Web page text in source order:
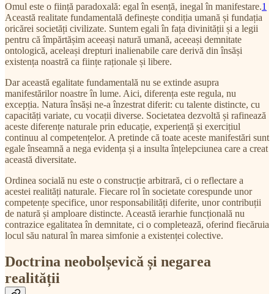
Omul este o ființă paradoxală: egal în esență, inegal în manifestare.1
Această realitate fundamentală definește condiția umană și fundația
oricărei societăți civilizate. Suntem egali în fața divinității și a legii
pentru că împărtășim aceeași natură umană, aceeași demnitate
ontologică, aceleași drepturi inalienabile care derivă din însăși
existența noastră ca ființe raționale și libere.
Dar această egalitate fundamentală nu se extinde asupra
manifestărilor noastre în lume. Aici, diferența este regula, nu
excepția. Natura însăși ne-a înzestrat diferit: cu talente distincte, cu
capacități variate, cu vocații diverse. Societatea dezvoltă și rafinează
aceste diferențe naturale prin educație, experiență și exercițiul
continuu al competențelor. A pretinde că toate aceste manifestări sunt
egale înseamnă a nega evidența și a insulta înțelepciunea care a creat
această diversitate.
Ordinea socială nu este o construcție arbitrară, ci o reflectare a
acestei realități naturale. Fiecare rol în societate corespunde unor
competențe specifice, unor responsabilități diferite, unor contribuții
de natură și amploare distincte. Această ierarhie funcțională nu
contrazice egalitatea în demnitate, ci o completează, oferind fiecăruia
locul său natural în marea simfonie a existenței colective.
Doctrina neobolșevică și negarea
realității